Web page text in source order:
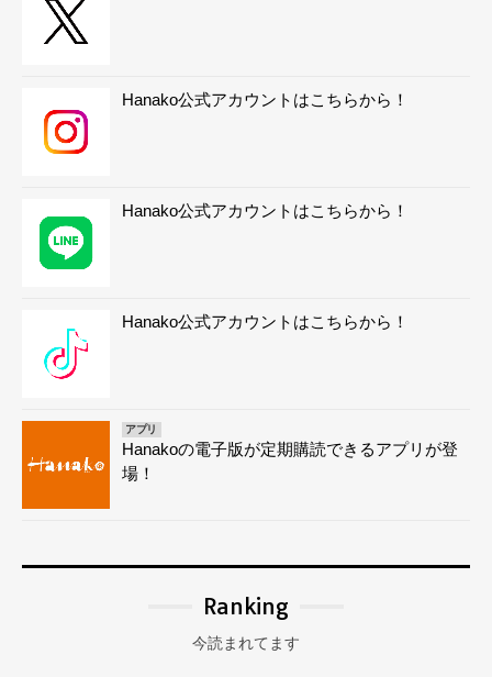
Hanako公式アカウントはこちらから！
Hanako公式アカウントはこちらから！
Hanako公式アカウントはこちらから！
アプリ
Hanakoの電子版が定期購読できるアプリが登
場！
Ranking
今読まれてます